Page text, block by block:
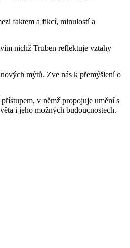
faktem a fikcí, minulostí a
nichž Truben reflektuje vztahy
mýtů. Zve nás k přemýšlení o
v němž propojuje umění s
i jeho možných budoucnostech.